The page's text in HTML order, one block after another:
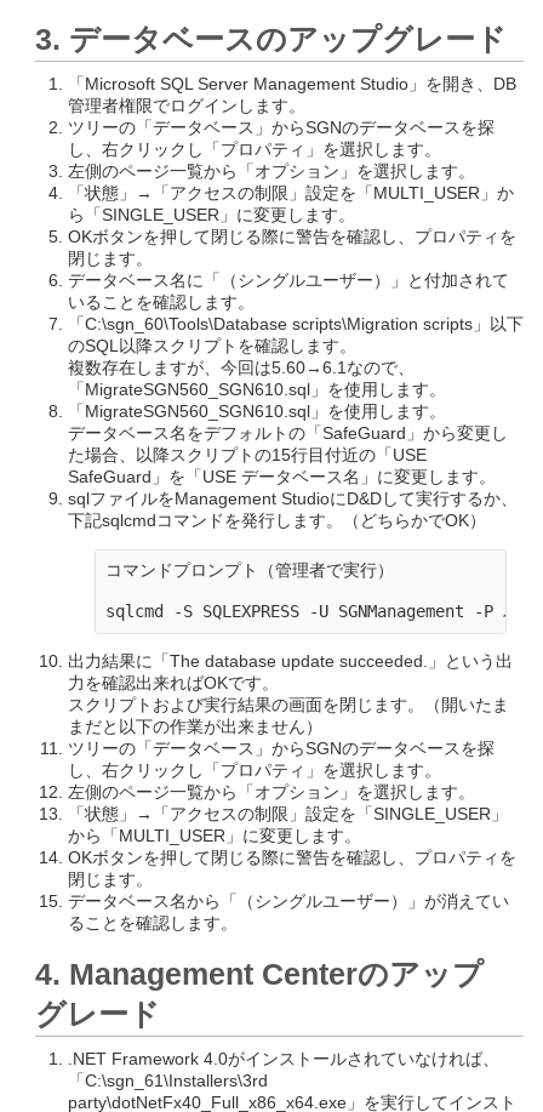
3. データベースのアップグレード
「Microsoft SQL Server Management Studio」を開き、DB
管理者権限でログインします。
ツリーの「データベース」からSGNのデータベースを探
し、右クリックし「プロパティ」を選択します。
左側のページ一覧から「オプション」を選択します。
「状態」→「アクセスの制限」設定を「MULTI_USER」か
ら「SINGLE_USER」に変更します。
OKボタンを押して閉じる際に警告を確認し、プロパティを
閉じます。
データベース名に「（シングルユーザー）」と付加されて
いることを確認します。
「C:\sgn_60\Tools\Database scripts\Migration scripts」以下
のSQL以降スクリプトを確認します。
複数存在しますが、今回は5.60→6.1なので、
「MigrateSGN560_SGN610.sql」を使用します。
「MigrateSGN560_SGN610.sql」を使用します。
データベース名をデフォルトの「SafeGuard」から変更し
た場合、以降スクリプトの15行目付近の「USE
SafeGuard」を「USE データベース名」に変更します。
sqlファイルをManagement StudioにD&Dして実行するか、
下記sqlcmdコマンドを発行します。（どちらかでOK）
コマンドプロンプト（管理者で実行）
出力結果に「The database update succeeded.」という出
力を確認出来ればOKです。
スクリプトおよび実行結果の画面を閉じます。（開いたま
まだと以下の作業が出来ません）
ツリーの「データベース」からSGNのデータベースを探
し、右クリックし「プロパティ」を選択します。
左側のページ一覧から「オプション」を選択します。
「状態」→「アクセスの制限」設定を「SINGLE_USER」
から「MULTI_USER」に変更します。
OKボタンを押して閉じる際に警告を確認し、プロパティを
閉じます。
データベース名から「（シングルユーザー）」が消えてい
ることを確認します。
4. Management Centerのアップ
グレード
.NET Framework 4.0がインストールされていなければ、
「C:\sgn_61\Installers\3rd
party\dotNetFx40_Full_x86_x64.exe」を実行してインスト